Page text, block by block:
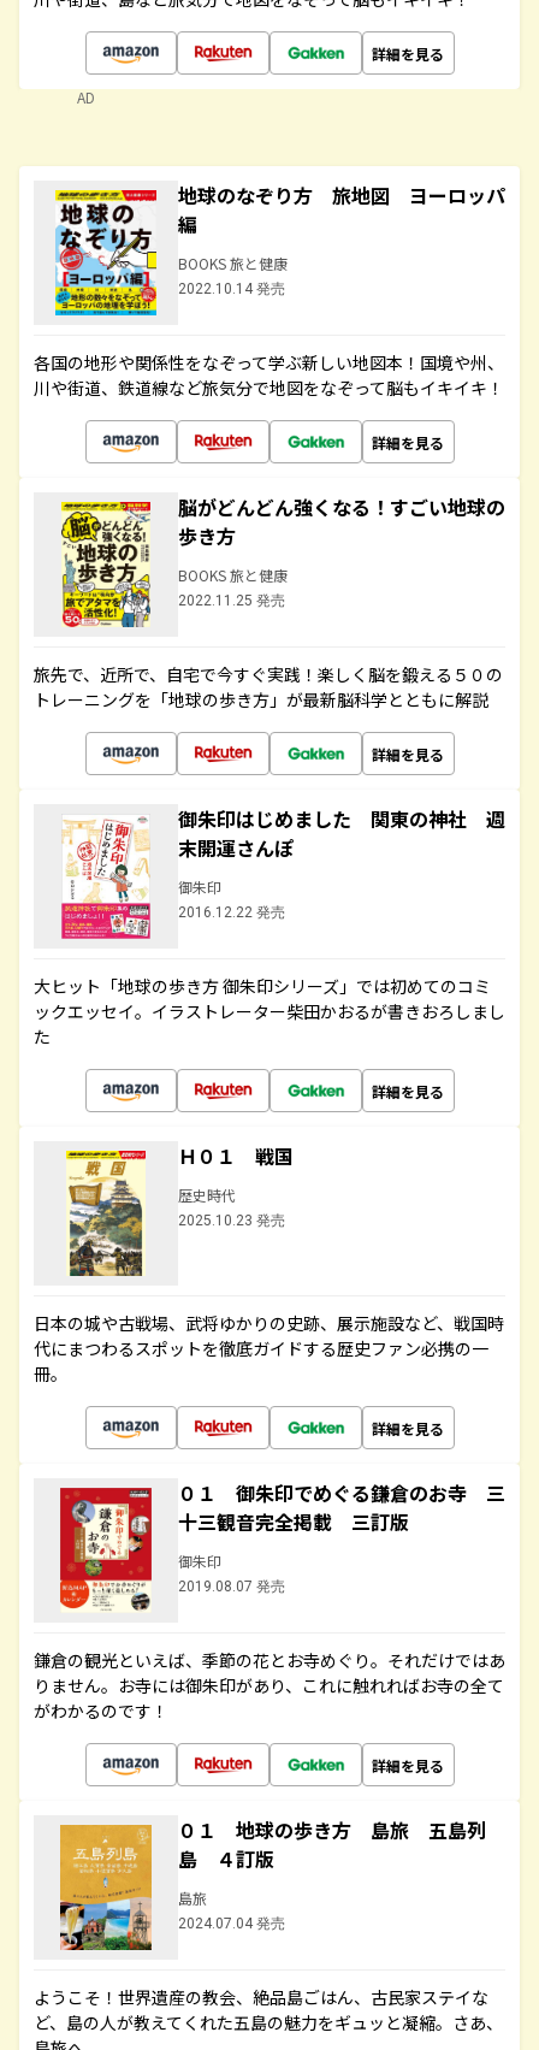
詳細を見る
AD
地球のなぞり方 旅地図 ヨーロッパ
編
BOOKS 旅と健康
2022.10.14 発売
各国の地形や関係性をなぞって学ぶ新しい地図本！国境や州、
川や街道、鉄道線など旅気分で地図をなぞって脳もイキイキ！
詳細を見る
脳がどんどん強くなる！すごい地球の
歩き方
BOOKS 旅と健康
2022.11.25 発売
旅先で、近所で、自宅で今すぐ実践！楽しく脳を鍛える５０の
トレーニングを「地球の歩き方」が最新脳科学とともに解説
詳細を見る
御朱印はじめました 関東の神社 週
末開運さんぽ
御朱印
2016.12.22 発売
大ヒット「地球の歩き方 御朱印シリーズ」では初めてのコミ
ックエッセイ。イラストレーター柴田かおるが書きおろしまし
た
詳細を見る
Ｈ０１ 戦国
歴史時代
2025.10.23 発売
日本の城や古戦場、武将ゆかりの史跡、展示施設など、戦国時
代にまつわるスポットを徹底ガイドする歴史ファン必携の一
冊。
詳細を見る
０１ 御朱印でめぐる鎌倉のお寺 三
十三観音完全掲載 三訂版
御朱印
2019.08.07 発売
鎌倉の観光といえば、季節の花とお寺めぐり。それだけではあ
りません。お寺には御朱印があり、これに触れればお寺の全て
がわかるのです！
詳細を見る
０１ 地球の歩き方 島旅 五島列
島 ４訂版
島旅
2024.07.04 発売
ようこそ！世界遺産の教会、絶品島ごはん、古民家ステイな
ど、島の人が教えてくれた五島の魅力をギュッと凝縮。さあ、